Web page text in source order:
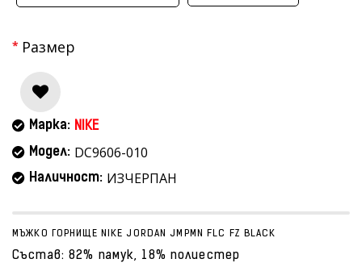
Размер
Марка: NIKE
Модел: DC9606-010
Наличност: ИЗЧЕРПАН
МЪЖКО ГОРНИЩЕ NIKE JORDAN JMPMN FLC FZ BLACK
Състав: 82% памук, 18% полиестер